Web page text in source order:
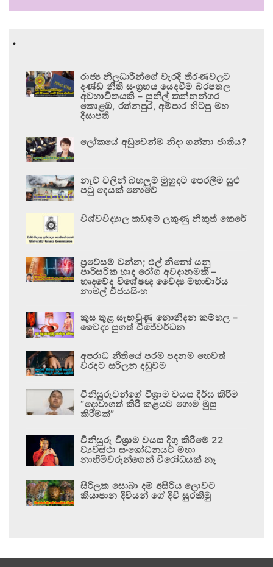
.
රාජ්‍ය නිලධාරීන්ගේ වැරදි තීරණවලට
දණ්ඩ නීති සංග්‍රහය යෙදවීම බරපතල
අවභාවිතයකි – සුනිල් කන්නන්ගර
කොළඹ, රත්නපුර, අම්පාර හිටපු මහ
දිසාපති
ලෝකයේ අඩුවෙන්ම නිදා ගන්නා ජාතිය?
නැව් වලින් බහලුම් මුහුදට පෙරලීම සුළු
පටු දෙයක් නොවේ
විශ්වවිද්‍යාල කඩඉම් ලකුණු නිකුත් කෙරේ
ප්‍රවේසම් වන්න; එල් නිනෝ යනු
පාරිසරික හෘද රෝග අවදානමකි –
හෘදවේද විශේෂඥ වෛද්‍ය මහාචාර්ය
නාමල් විජයසිංහ
කුස තුළ සැඟවුණු නොනිදන කම්හල –
වෛද්‍ය සුගත් විජේවර්ධන
අපරාධ නීතියේ පරම පදනම හෙවත්
වරදට සරිලන දඬුවම
විනිසුරුවන්ගේ විශ්‍රාම වයස දීර්ඝ කිරීම
“දොවාගත් කිරි කළයට ගොම මුසු
කිරීමක්”
විනිසුරු විශ්‍රාම වයස දිගු කිරීමේ 22
ව්‍යවස්ථා සංශෝධනයට මහා
නාහිමිවරුන්ගෙන් විරෝධයක් නෑ
සිරිලක සොබා දම් අසිරිය ලොවට
කියාපාන දිවියන් ගේ දිවි සුරකිමු